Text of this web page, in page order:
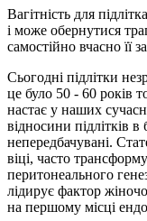
Вагітність для
і може обернутися
самостійно вчасно її
Сьогодні підлітки
це було 50 - 60 років
настає у наших
відносини підлітків в
непередбачувані.
віці, часто
перитонеального
лідирує фактор
на першому місці